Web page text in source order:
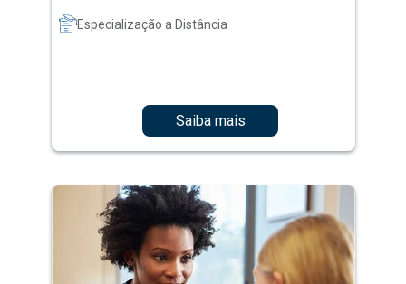
Especialização a Distância
Saiba mais